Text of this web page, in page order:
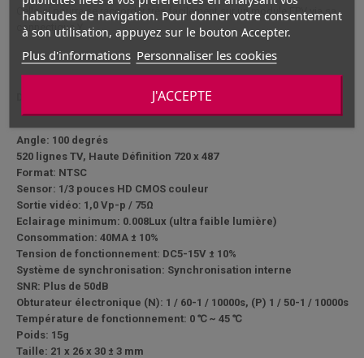
habitudes de navigation. Pour donner votre consentement
à son utilisation, appuyez sur le bouton Accepter.
Plus d'informations Personnaliser les cookies
J'ACCEPTE
Celle-ci pourra se raccorder très facilement sur un module FPV via sa
connectique Y.
Angle: 100 degrés
520 lignes TV, Haute Définition 720 x 487
Format: NTSC
Sensor: 1/3 pouces HD CMOS couleur
Sortie vidéo: 1,0 Vp-p / 75Ω
Eclairage minimum: 0.008Lux (ultra faible lumière)
Consommation: 40MA ± 10%
Tension de fonctionnement: DC5-15V ± 10%
Système de synchronisation: Synchronisation interne
SNR: Plus de 50dB
Obturateur électronique (N): 1 / 60-1 / 10000s, (P) 1 / 50-1 / 10000s
Température de fonctionnement: 0 ℃ ~ 45 ℃
Poids: 15g
Taille: 21 x 26 x 30 ± 3 mm